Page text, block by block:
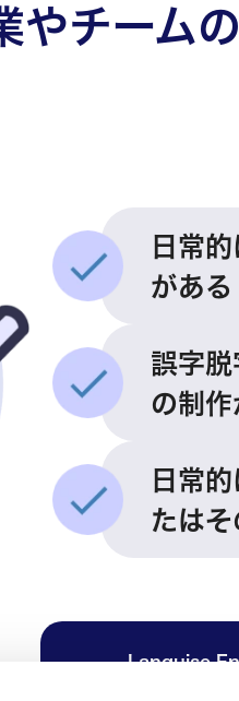
やチーム
日常
がある
誤字
の制
日常
たは
Languise